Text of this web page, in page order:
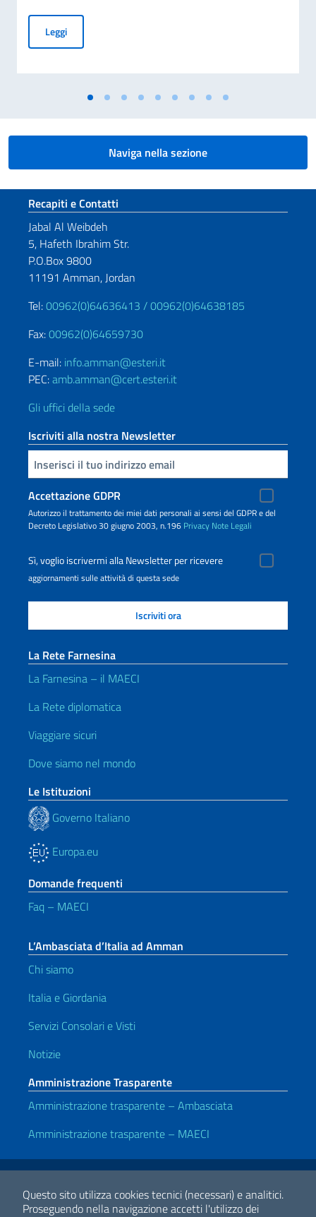
Questo sito utilizza cookies tecnici (necessari) e analitici.
Proseguendo nella navigazione accetti l'utilizzo dei
LeggiBorse di studio offerte dal Governo italiano in favore di
Naviga nella sezione
Sezione footer
Recapiti e Contatti
Jabal Al Weibdeh
5, Hafeth Ibrahim Str.
P.O.Box 9800
11191 Amman, Jordan
Tel:00962(0)64636413 /00962(0)64638185
Fax:00962(0)64659730
E-mail: info.amman@esteri.it
PEC:amb.amman@cert.esteri.it
Gli uffici della sede
Iscriviti alla nostra Newsletter
Inserisci la tua email
Accettazione GDPR
Autorizzo il trattamento dei miei dati personali ai sensi del GDPR e del
Decreto Legislativo 30 giugno 2003, n.196 Privacy Note Legali
Sì, voglio iscrivermi alla Newsletter per ricevere
aggiornamenti sulle attività di questa sede
La Rete Farnesina
La Farnesina – il MAECI
La Rete diplomatica
Viaggiare sicuri
Dove siamo nel mondo
Le Istituzioni
Governo Italiano
Europa.eu
Domande frequenti
Faq – MAECI
L’Ambasciata d’Italia ad Amman
Chi siamo
Italia e Giordania
Servizi Consolari e Visti
Notizie
Amministrazione Trasparente
Amministrazione trasparente – Ambasciata
Amministrazione trasparente – MAECI
Link Utili